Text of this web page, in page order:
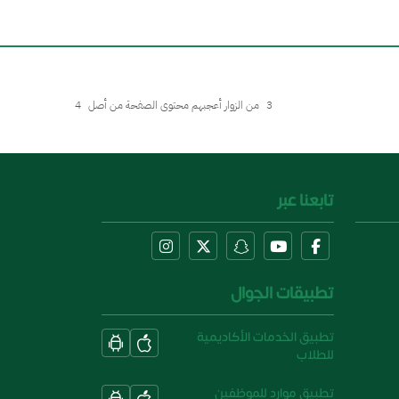
3 من الزوار أعجبهم محتوى الصفحة من أصل 4
تابعنا عبر
تطبيقات الجوال
تطبيق الخدمات الأكاديمية
للطلاب
تطبيق موارد للموظفين